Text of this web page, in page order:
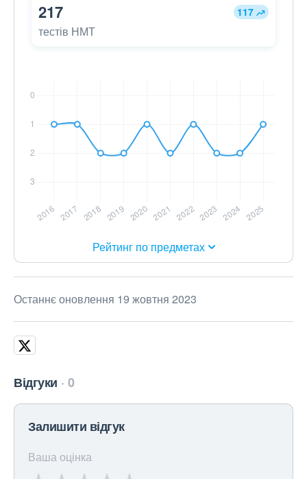
217 117
тестів НМТ
Рейтинг по предметах
Останнє оновлення 19 жовтня 2023
Відгуки 0
Залишити відгук
Ваша оцінка